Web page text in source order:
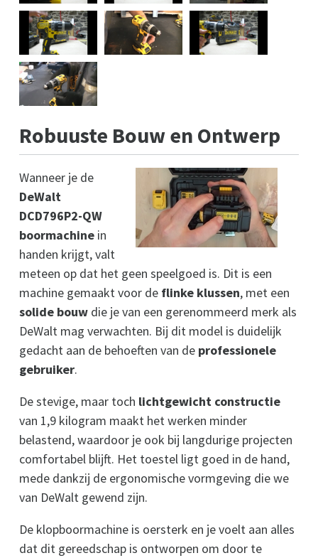
Robuuste Bouw en Ontwerp
Wanneer je de
DeWalt
DCD796P2-QW
boormachine in
handen krijgt, valt
meteen op dat het geen speelgoed is. Dit is een
machine gemaakt voor de flinke klussen, met een
solide bouw die je van een gerenommeerd merk als
DeWalt mag verwachten. Bij dit model is duidelijk
gedacht aan de behoeften van de professionele
gebruiker.
De stevige, maar toch lichtgewicht constructie
van 1,9 kilogram maakt het werken minder
belastend, waardoor je ook bij langdurige projecten
comfortabel blijft. Het toestel ligt goed in de hand,
mede dankzij de ergonomische vormgeving die we
van DeWalt gewend zijn.
De klopboormachine is oersterk en je voelt aan alles
dat dit gereedschap is ontworpen om door te